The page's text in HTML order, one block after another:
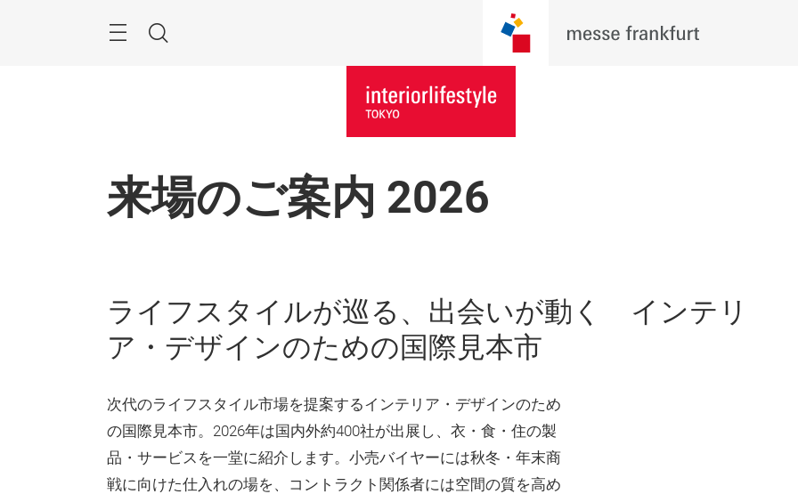
Search
来場のご案内 2026
ライフスタイルが巡る、出会いが動く インテリ
ア・デザインのための国際見本市
次代のライフスタイル市場を提案するインテリア・デザインのため
の国際見本市。2026年は国内外約400社が出展し、衣・食・住の製
品・サービスを一堂に紹介します。小売バイヤーには秋冬・年末商
戦に向けた仕入れの場を、コントラクト関係者には空間の質を高め